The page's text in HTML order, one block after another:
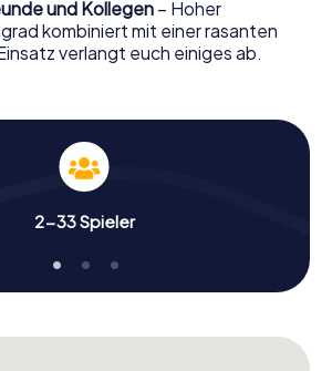
und Kollegen – Hoher
kombiniert mit einer rasanten
verlangt euch einiges ab.
2-33 Spieler